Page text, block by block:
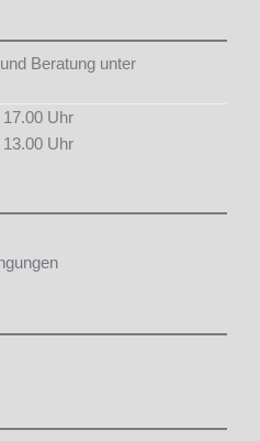
Beratung unter
Uhr
Uhr